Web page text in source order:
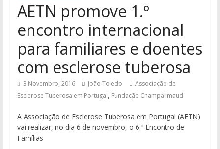
AETN promove 1.º
encontro internacional
para familiares e doentes
com esclerose tuberosa
3 Novembro, 2016 João Toledo
Associação de
Esclerose Tuberosa em Portugal, Fundação Champalimaud
A Associação de Esclerose Tuberosa em Portugal (AETN)
vai realizar, no dia 6 de novembro, o 6.º Encontro de
Famílias